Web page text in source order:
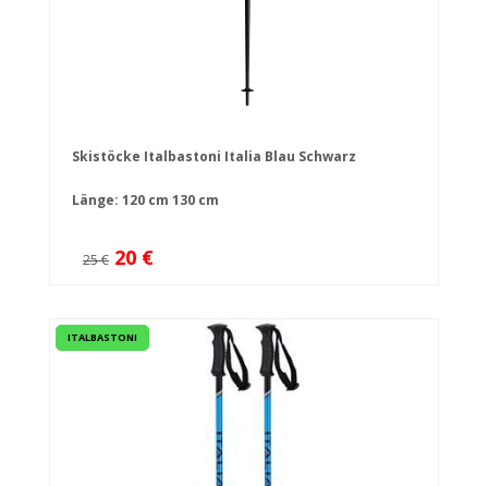
Skistöcke Italbastoni Italia Blau Schwarz
Länge: 120 cm 130 cm
25 € 20 €
ITALBASTONI